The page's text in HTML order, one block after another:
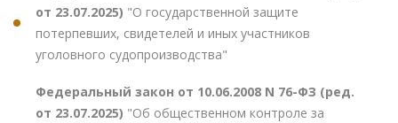
от 23.07.2025) "О государственной защите
потерпевших, свидетелей и иных участников
уголовного судопроизводства"
Федеральный закон от 10.06.2008 N 76-ФЗ (ред.
от 23.07.2025) "Об общественном контроле за